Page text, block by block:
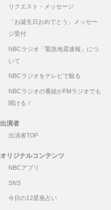
リクエスト・メッセージ
「お誕生日おめでとう」メッセー
ジ受付
NBCラジオ「緊急地震速報」につ
いて
NBCラジオをテレビで観る
NBCラジオの番組がFMラジオでも
聞ける！
出演者
出演者TOP
オリジナルコンテンツ
NBCアプリ
SNS
今日の12星座占い